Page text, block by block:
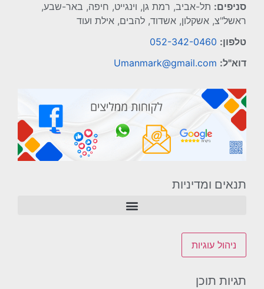
סניפים: תל-אביב, רמת גן, וינגייט, חיפה, באר-שבע,
ראשל"צ, אשקלון, אשדוד, להבים, אילת ועוד
טלפון: 052-342-0460
דוא"ל: Umanmark@gmail.com
תנאים ומדיניות
ניהול עוגיות
תגיות תוכן